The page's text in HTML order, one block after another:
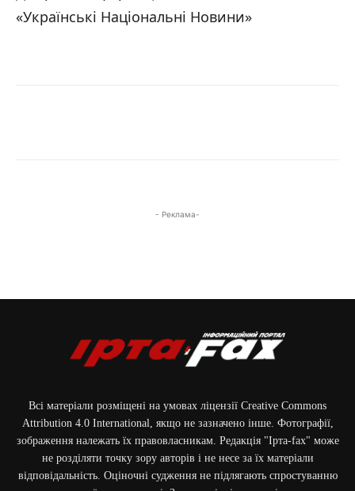
«Українські Національні Новини»
- Реклама-
Всі матеріали розміщені на умовах ліцензії Creative Commons
Attribution 4.0 International, якщо не зазначено інше. Фотографії,
зображення належать їх правовласникам. Редакція "Ірта-fax" може
не розділяти точку зору авторів і не несе за їх матеріали
відповідальність. Оціночні судження не підлягають спростуванню